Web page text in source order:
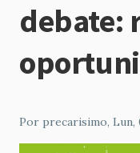
navegación
debate:
Por precarisimo,